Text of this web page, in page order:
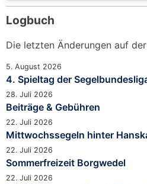
Logbuch
Die letzten Änderungen auf
5. August 2026
4. Spieltag der
28. Juli 2026
Beiträge & Gebühren
22. Juli 2026
Mittwochssegeln hinter
22. Juli 2026
Sommerfreizeit Borgwedel
22. Juli 2026